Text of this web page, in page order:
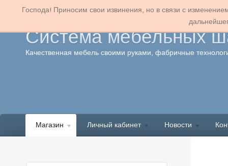
Система мебельных
Качественная мебель своими руками, фабричные
Магазин Личный кабинет Новости
Господа! Приносим свои извинения, но в связи с